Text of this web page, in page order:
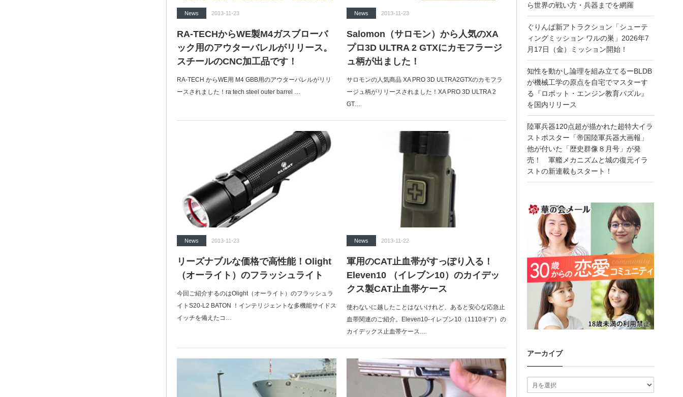
News 2013-11-23
RA-TECHからWE製M4ガスブローバ
ック用のアウターバレルがリリース。
スチールのCNC加工品です！
RA-TECH からWE用 M4 GBB用のアウターバレルがリリ
ースされました！ra tech steel outer barrel …
News 2013-11-23
Salomon（サロモン）から人気のXA
プロ3D ULTRA 2 GTXにカモフラージ
ュ柄が出ました！
サロモンの人気商品 XA PRO 3D ULTRA2GTXのカモフラ
ージュ柄がリリースされました！XA PRO 3D ULTRA 2
GT…
News 2013-11-23
リーズナブルな価格で高性能！Olight
（オーライト）のフラッシュライト
今回ご紹介するのはOlight（オーライト）のフラッシュラ
イトS20-L2 BATON ！インテリジェントな多機能サイドス
イッチを備えたコ…
News 2013-11-22
軍用のCAT止血帯がすっぽり入る！
Eleven10 （イレブン10）のカイデッ
クス製CAT止血帯ケース
使わないに越したことはないけれど、あると安心な応急止
血帯関連のご紹介。Eleven10-イレブン10（1110ギア）の
カイデックス止血帯ケース…
ら世界の戦い方・兵器までを網羅
ぐりんぱ新アトラクション「シューテ
ィングミッション ワルの巣」2026年7
月17日（金）ミッション開始！
知性を動かし論理を組み立てるーBLDB
が機械工学の原点を自宅でマスターす
る『ロボット・エンジン教育パズル』
を国内リリース
陸軍兵器120点超が描かれた超特大イラ
ストポスター「帝国陸軍兵器大画報」
他が付いた「歴史群像８月号」が発
売！ 軍艦メカニズムと城の復元イラ
ストの新連載もスタート！
アーカイブ